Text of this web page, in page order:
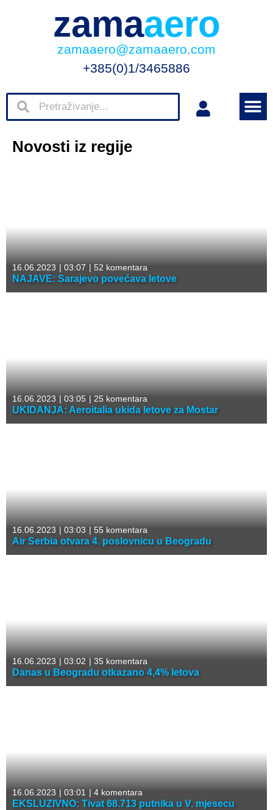
zamaaero
zamaaero@zamaaero.com
+385(0)1/3465886
Novosti iz regije
16.06.2023 | 03:07 | 52 komentara
NAJAVE: Sarajevo povećava letove
16.06.2023 | 03:05 | 25 komentara
UKIDANJA: Aeroitalia ukida letove za Mostar
16.06.2023 | 03:03 | 55 komentara
Air Serbia otvara 4. poslovnicu u Beogradu
16.06.2023 | 03:02 | 35 komentara
Danas u Beogradu otkazano 4,4% letova
16.06.2023 | 03:01 | 4 komentara
EKSLUZIVNO: Tivat 68.713 putnika u V. mjesecu